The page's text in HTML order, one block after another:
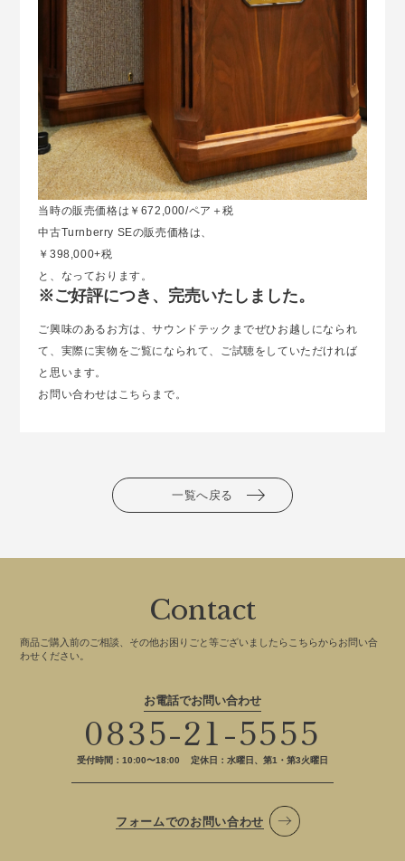
当時の販売価格は￥672,000/ペア＋税
中古Turnberry SEの販売価格は、
￥398,000+税
と、なっております。
※ご好評につき、完売いたしました。
ご興味のあるお方は、サウンドテックまでぜひお越しになられ
て、実際に実物をご覧になられて、ご試聴をしていただければ
と思います。
お問い合わせは こちら まで。
一覧へ戻る
Contact
商品ご購入前のご相談、その他お困りごと等ございましたらこちらからお問い合
わせください。
お電話でお問い合わせ
0835-21-5555
受付時間：10:00〜18:00 定休日：水曜日、第1・第3火曜日
フォームでのお問い合わせ